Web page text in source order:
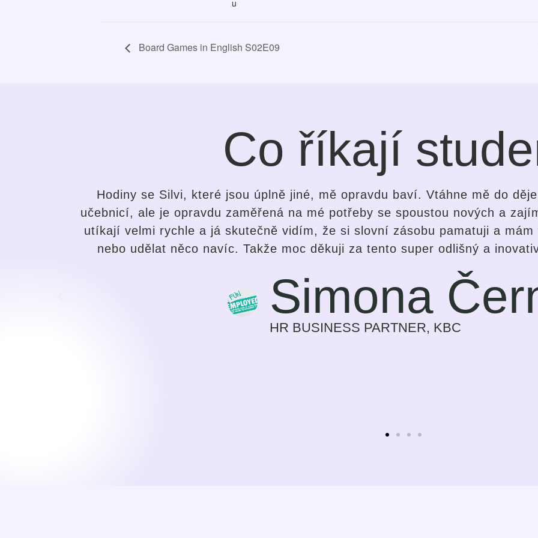
u
Board Games in English S02E09
Co říkají
Po krátké době jsem pochopila rozdíl v přístupu průvodce i ve způsobu
pokusům se naučit anglický jazyk. Silvi je bystrá, jemná, laskavá, intuitivní
studenta a přizpůsobit tomu vedení lekcí. Baví mne způsob komunikace,
ve mě vyvolat zájem a nadšení se zlepšovat. Nejedná se o klasickou výuku
Způsob výuky považuji za velmi motivující, pokrok na sobě cítím s každým
Dříve jsem vnímala učení jazyka spíše jako povinnost, potřebu, učit se
na který se těším.